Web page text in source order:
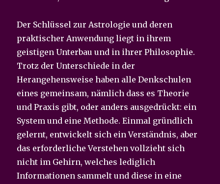
Der Schlüssel zur Astrologie und deren
praktischer Anwendung liegt in ihrem
geistigen Unterbau und in ihrer Philosophie.
Trotz der Unterschiede in der
Herangehensweise haben alle Denkschulen
eines gemeinsam, nämlich dass es Theorie
und Praxis gibt, oder anders ausgedrückt: ein
System und eine Methode. Einmal gründlich
gelernt, entwickelt sich ein Verständnis, aber
das erforderliche Verstehen vollzieht sich
nicht im Gehirn, welches lediglich
Informationen sammelt und diese in eine